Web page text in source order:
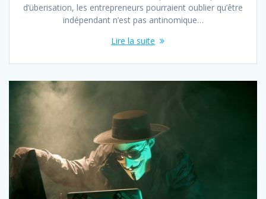
d’überisation, les entrepreneurs pourraient oublier qu’être
indépendant n’est pas antinomique…
Lire la suite